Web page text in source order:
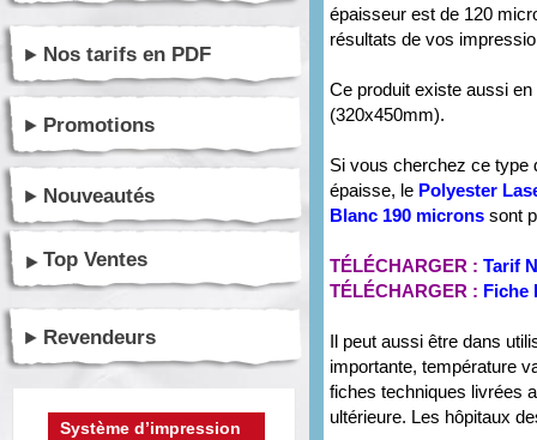
Nos tarifs en PDF
Promotions
Nouveautés
Top Ventes
Revendeurs
Système d’impression
épaisseur est de 120
résultats de vos
Ce produit existe aussi en
(320x450mm).
Si vous cherchez ce type
épaisse, le Polyester
Blanc 190 microns sont
TÉLÉCHARGER : Tarif
TÉLÉCHARGER : Fiche
Il peut aussi être dans
importante, température
fiches techniques livrées
ultérieure. Les hôpitaux